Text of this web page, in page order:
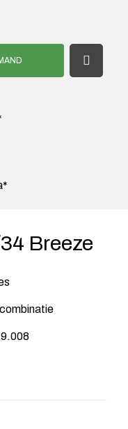
Breeze